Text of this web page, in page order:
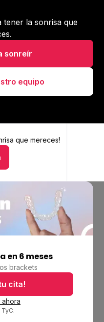
tener la sonrisa que
sonreír
equipo
que mereces!
sonrisa que mereces
asesor
en 6 meses
brackets
cita!
ahora